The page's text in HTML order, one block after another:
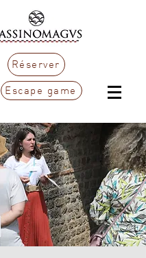
Réserver
Escape game